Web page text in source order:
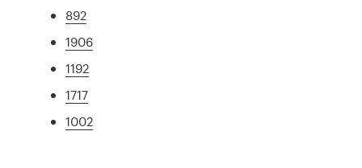
892
1906
1192
1717
1002